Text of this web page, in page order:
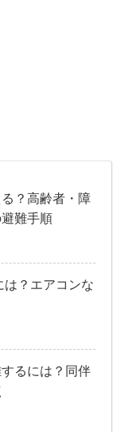
？高齢者・障
難手順
は？エアコンな
るには？同伴